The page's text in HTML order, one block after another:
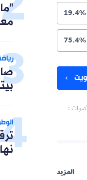
"ما هكذا
معالي
08-2026
صادي
08-2026
ترقب
نهاية أوت